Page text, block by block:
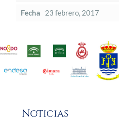
Fecha
23 febrero, 2017
Noticias